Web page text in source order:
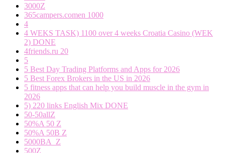
3000Z
365campers.comen 1000
4
4 WEKS TASK) 1100 over 4 weeks Croatia Casino (WEK
2) DONE
4friends.ru 20
5
5 Best Day Trading Platforms and Apps for 2026
5 Best Forex Brokers in the US in 2026
5 fitness apps that can help you build muscle in the gym in
2026
5) 220 links English Mix DONE
50-50allZ
50%A 50 Z
50%A 50B Z
5000BA_Z
500Z